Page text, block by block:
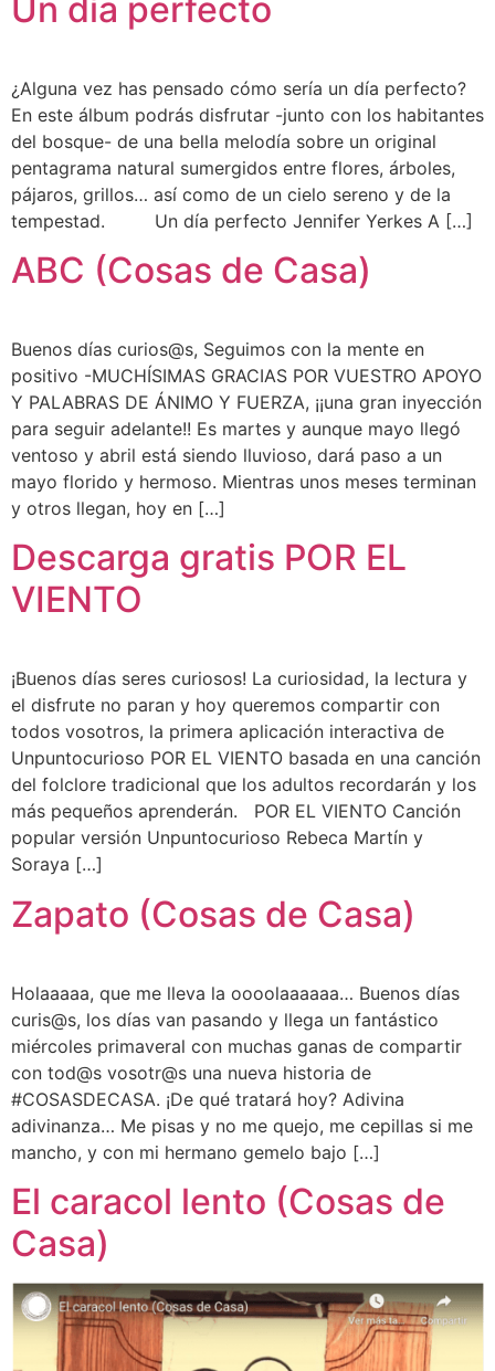
Un día perfecto
¿Alguna vez has pensado cómo sería un día perfecto?
En este álbum podrás disfrutar -junto con los habitantes
del bosque- de una bella melodía sobre un original
pentagrama natural sumergidos entre flores, árboles,
pájaros, grillos… así como de un cielo sereno y de la
tempestad. Un día perfecto Jennifer Yerkes A […]
ABC (Cosas de Casa)
Buenos días curios@s, Seguimos con la mente en
positivo -MUCHÍSIMAS GRACIAS POR VUESTRO APOYO
Y PALABRAS DE ÁNIMO Y FUERZA, ¡¡una gran inyección
para seguir adelante!! Es martes y aunque mayo llegó
ventoso y abril está siendo lluvioso, dará paso a un
mayo florido y hermoso. Mientras unos meses terminan
y otros llegan, hoy en […]
Descarga gratis POR EL
VIENTO
¡Buenos días seres curiosos! La curiosidad, la lectura y
el disfrute no paran y hoy queremos compartir con
todos vosotros, la primera aplicación interactiva de
Unpuntocurioso POR EL VIENTO basada en una canción
del folclore tradicional que los adultos recordarán y los
más pequeños aprenderán. POR EL VIENTO Canción
popular versión Unpuntocurioso Rebeca Martín y
Soraya […]
Zapato (Cosas de Casa)
Holaaaaa, que me lleva la oooolaaaaaa… Buenos días
curis@s, los días van pasando y llega un fantástico
miércoles primaveral con muchas ganas de compartir
con tod@s vosotr@s una nueva historia de
#COSASDECASA. ¡De qué tratará hoy? Adivina
adivinanza… Me pisas y no me quejo, me cepillas si me
mancho, y con mi hermano gemelo bajo […]
El caracol lento (Cosas de
Casa)